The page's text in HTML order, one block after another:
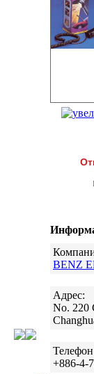
BENZ
Адрес:
No. 220
+886-4-